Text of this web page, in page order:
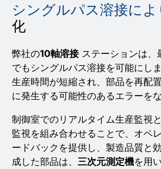
シングルパス溶接によ
化
弊社の10軸溶接ステーションは、
でもシングルパス溶接を可能にし
生産時間が短縮され、部品を再配
に発生する可能性のあるエラーをな
制御室でのリアルタイム生産監視
監視を組み合わせることで、オペ
ードバックを提供し、製造品質と
成した部品は、 三次元測定機を用